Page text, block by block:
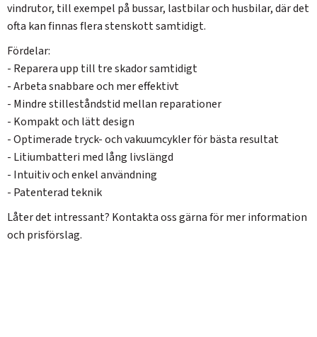
vindrutor, till exempel på bussar, lastbilar och husbilar, där det
ofta kan finnas flera stenskott samtidigt.
Fördelar:
- Reparera upp till tre skador samtidigt
- Arbeta snabbare och mer effektivt
- Mindre stilleståndstid mellan reparationer
- Kompakt och lätt design
- Optimerade tryck- och vakuumcykler för bästa resultat
- Litiumbatteri med lång livslängd
- Intuitiv och enkel användning
- Patenterad teknik
Låter det intressant? Kontakta oss gärna för mer information
och prisförslag.